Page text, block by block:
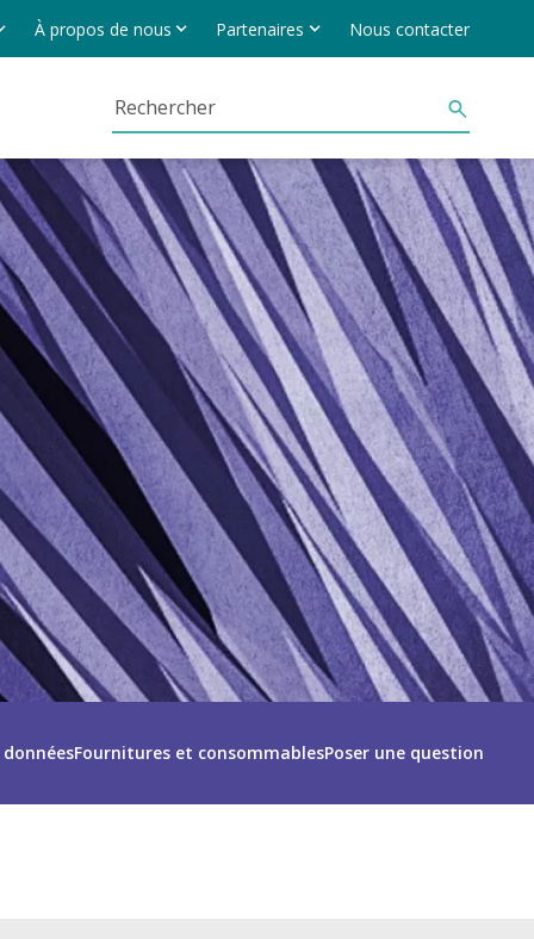
À propos de nous Partenaires Nous contacter
Fournitures et consommablesPoser une question